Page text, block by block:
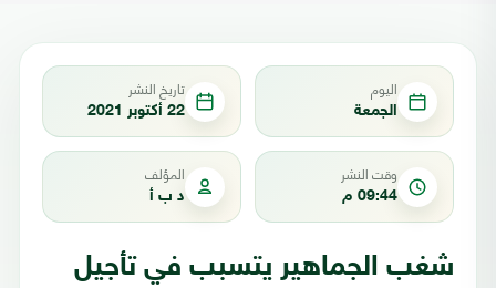
اليوم
الجمعة
تاريخ النشر
22 أكتوبر 2021
وقت النشر
09:44 م
المؤلف
د ب أ
شغب الجماهير يتسبب في تأجيل